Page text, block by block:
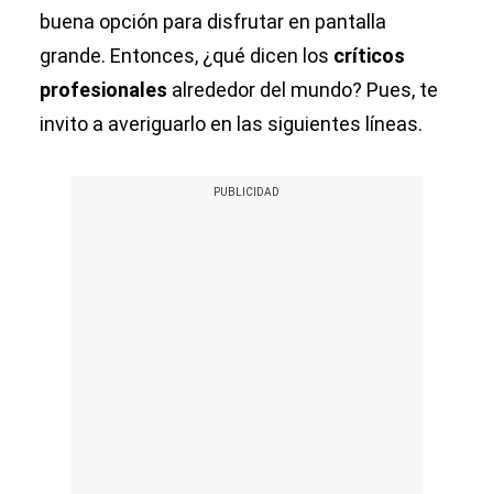
buena opción para disfrutar en pantalla
grande. Entonces, ¿qué dicen los críticos
profesionales alrededor del mundo? Pues, te
invito a averiguarlo en las siguientes líneas.